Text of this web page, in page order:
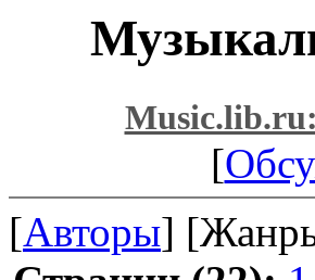
Music.lib.ru:
[
[Авторы]